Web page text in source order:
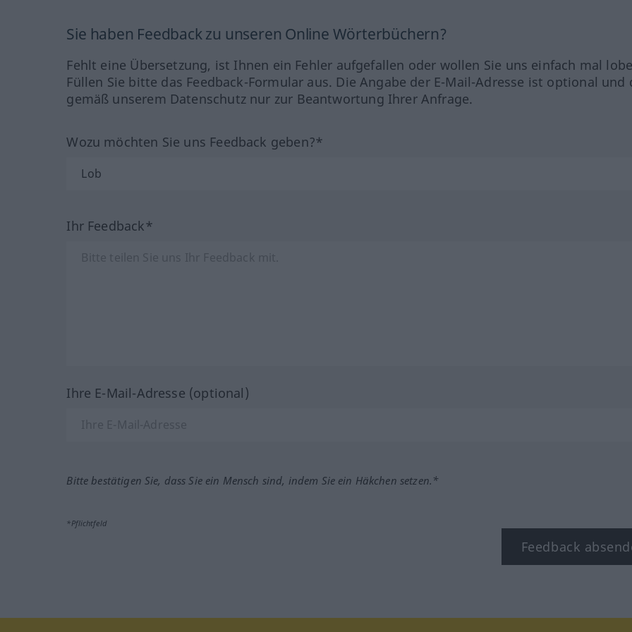
Sie haben Feedback zu unseren Online Wörterbüchern?
Fehlt eine Übersetzung, ist Ihnen ein Fehler aufgefallen oder wollen Sie uns einfach mal
Füllen Sie bitte das Feedback-Formular aus. Die Angabe der E-Mail-Adresse ist optional und
gemäß unserem Datenschutz nur zur Beantwortung Ihrer Anfrage.
Wozu möchten Sie uns Feedback geben?*
Ihr Feedback*
Ihre E-Mail-Adresse (optional)
Bitte bestätigen Sie, dass Sie ein Mensch sind, indem Sie ein Häkchen setzen.*
*Pflichtfeld
Feedback